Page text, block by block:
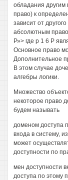
обладания другим
право) к
зависит от
абсолютным
Р»> где р 1 6 Р
Основное право
Дополнительное
В этом случае
алгебры логики.
Множество
некоторое право
будем называть
доменом доступа
входа в систему,
может
доступности по
мен доступности
доступа по этому